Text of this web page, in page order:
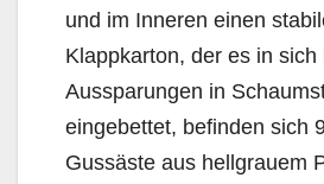
und im Inneren einen
Klappkarton, der es in sich
Aussparungen in
eingebettet, befinden sich
Gussäste aus hellgrauem